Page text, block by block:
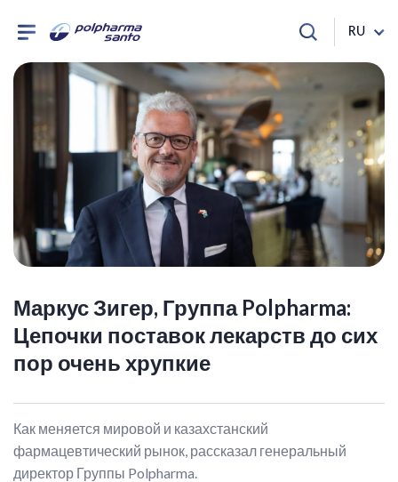
RU
Маркус Зигер, Группа Polpharma:
Цепочки поставок лекарств до сих
пор очень хрупкие
Как меняется мировой и казахстанский
фармацевтический рынок, рассказал генеральный
директор Группы Polpharma.